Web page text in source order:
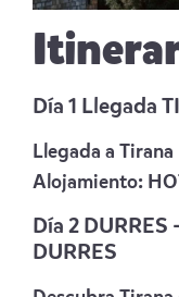
Día 1 Llegada
Llegada a
Alojamiento:
Día 2 DURRES
DURRES